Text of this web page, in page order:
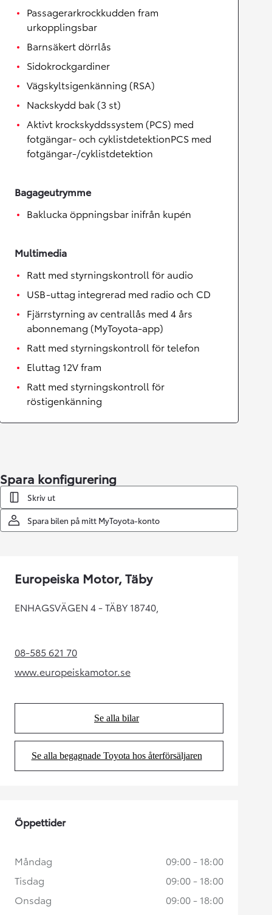
Passagerarkrockkudden fram
urkopplingsbar
Barnsäkert dörrlås
Sidokrockgardiner
Vägskyltsigenkänning (RSA)
Nackskydd bak (3 st)
Aktivt krockskyddssystem (PCS) med
fotgängar- och cyklistdetektionPCS med
fotgängar-/cyklistdetektion
Bagageutrymme
Baklucka öppningsbar inifrån kupén
Multimedia
Ratt med styrningskontroll för audio
USB-uttag integrerad med radio och CD
Fjärrstyrning av centrallås med 4 års
abonnemang (MyToyota-app)
Ratt med styrningskontroll för telefon
Eluttag 12V fram
Ratt med styrningskontroll för
röstigenkänning
Spara konfigurering
Skriv ut
Spara bilen på mitt MyToyota-konto
Europeiska Motor, Täby
ENHAGSVÄGEN 4 - TÄBY 18740,
08-585 621 70(Opens in new tab)
www.europeiskamotor.se
(Opens in new tab)
Se alla bilar
(Opens in new tab)
Se alla begagnade Toyota hos återförsäljaren
(Opens in new tab)
Öppettider
Måndag
09:00 - 18:00
Tisdag
09:00 - 18:00
Onsdag
09:00 - 18:00